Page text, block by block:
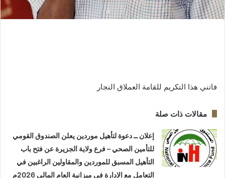
فاتني هذا التكريم للقامة العملاق النجار
مقالات ذات صلة
إعلان ــ دعوة لتأهيل موردين يعلن الصندوق القومي
للتأمين الصحي – فرع ولاية الجزيرة عن فتح باب
التأهيل المسبق للموردين والمقاولين الراغبين في
التعامل مع الإدارة في ميزانية العام المالي 2026م